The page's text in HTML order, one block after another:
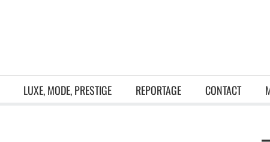
LUXE, MODE, PRESTIGE REPORTAGE CONTACT